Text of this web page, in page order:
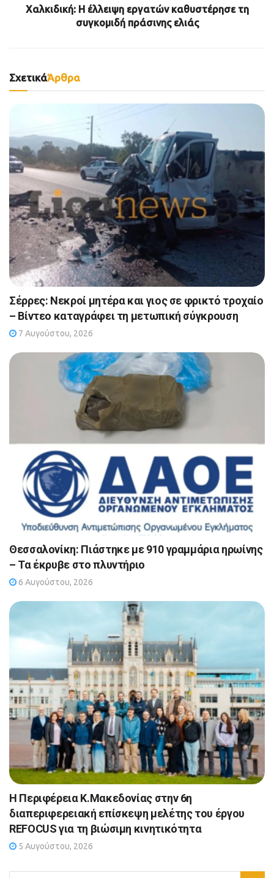
Χαλκιδική: Η έλλειψη εργατών καθυστέρησε τη
συγκομιδή πράσινης ελιάς
ΣχετικάΆρθρα
Σέρρες: Νεκροί μητέρα και γιος σε φρικτό τροχαίο
– Βίντεο καταγράφει τη μετωπική σύγκρουση
7 Αυγούστου, 2026
Θεσσαλονίκη: Πιάστηκε με 910 γραμμάρια ηρωίνης
– Τα έκρυβε στο πλυντήριο
6 Αυγούστου, 2026
Η Περιφέρεια Κ.Μακεδονίας στην 6η
διαπεριφερειακή επίσκεψη μελέτης του έργου
REFOCUS για τη βιώσιμη κινητικότητα
5 Αυγούστου, 2026